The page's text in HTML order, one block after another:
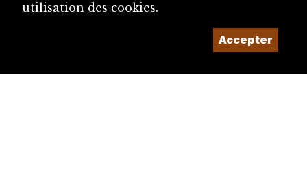
utilisation des cookies.
Accepter